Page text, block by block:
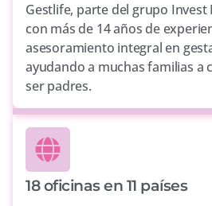
Gestlife, parte del grupo Invest
con más de 14 años de
asesoramiento integral en
ayudando a muchas familias a
ser padres.
18 oficinas en 11 países